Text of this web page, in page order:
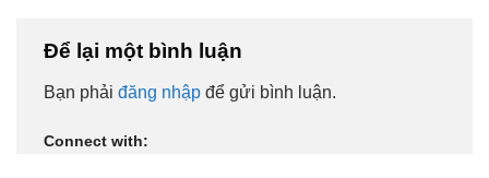
Để lại một bình luận
Bạn phải đăng nhập để gửi bình luận.
Connect with: